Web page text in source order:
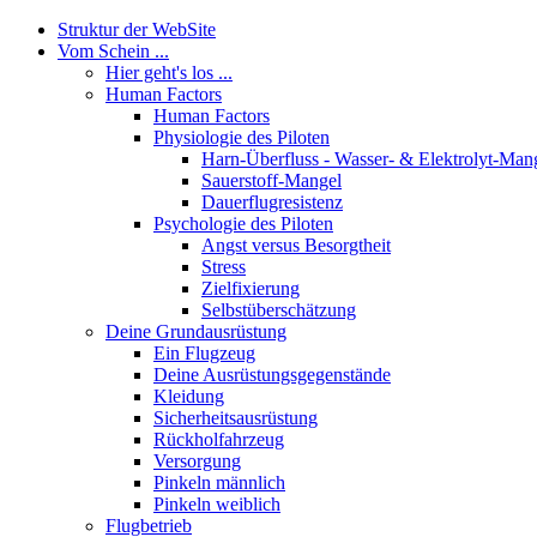
Struktur der WebSite
Vom Schein ...
Hier geht's los ...
Human Factors
Human Factors
Physiologie des Piloten
Harn-Überfluss - Wasser- & Elektrolyt-
Sauerstoff-Mangel
Dauerflugresistenz
Psychologie des Piloten
Angst versus Besorgtheit
Stress
Zielfixierung
Selbstüberschätzung
Deine Grundausrüstung
Ein Flugzeug
Deine Ausrüstungsgegenstände
Kleidung
Sicherheitsausrüstung
Rückholfahrzeug
Versorgung
Pinkeln männlich
Pinkeln weiblich
Flugbetrieb